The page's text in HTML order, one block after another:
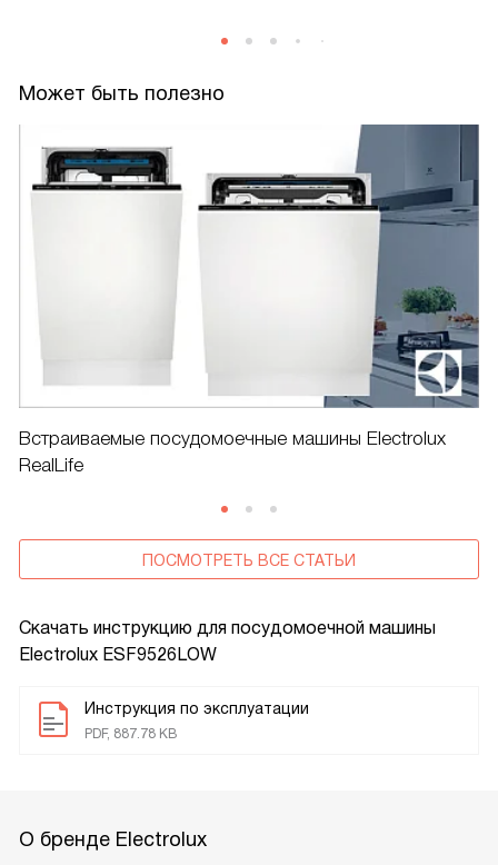
Скачать инструкцию для посудомоечной машины
Electrolux ESF9526LOW
Инструкция по эксплуатации
PDF, 887.78 KB
Может быть полезно
Встраиваемые посудомоечные машины Electrolux
RealLife
ПОСМОТРЕТЬ ВСЕ СТАТЬИ
О бренде Electrolux